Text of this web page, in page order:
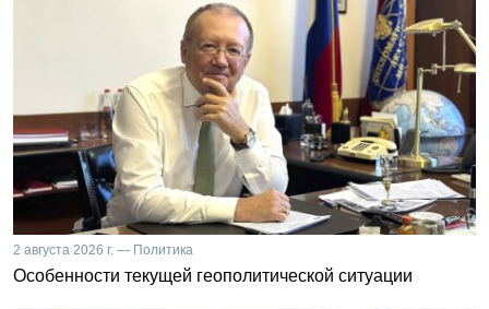
2 августа 2026 г. — Политика
Особенности текущей геополитической ситуации